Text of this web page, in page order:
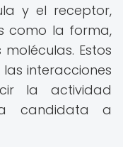
y el receptor,
como la forma,
Estos
interacciones
la actividad
candidata a